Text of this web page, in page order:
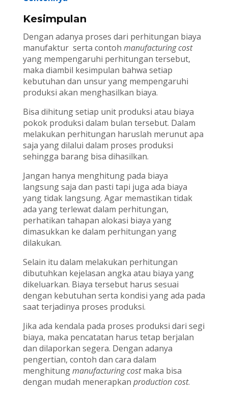
Kesimpulan
Dengan adanya proses dari perhitungan biaya
manufaktur serta contoh manufacturing cost
yang mempengaruhi perhitungan tersebut,
maka diambil kesimpulan bahwa setiap
kebutuhan dan unsur yang mempengaruhi
produksi akan menghasilkan biaya.
Bisa dihitung setiap unit produksi atau biaya
pokok produksi dalam bulan tersebut. Dalam
melakukan perhitungan haruslah merunut apa
saja yang dilalui dalam proses produksi
sehingga barang bisa dihasilkan.
Jangan hanya menghitung pada biaya
langsung saja dan pasti tapi juga ada biaya
yang tidak langsung. Agar memastikan tidak
ada yang terlewat dalam perhitungan,
perhatikan tahapan alokasi biaya yang
dimasukkan ke dalam perhitungan yang
dilakukan.
Selain itu dalam melakukan perhitungan
dibutuhkan kejelasan angka atau biaya yang
dikeluarkan. Biaya tersebut harus sesuai
dengan kebutuhan serta kondisi yang ada pada
saat terjadinya proses produksi.
Jika ada kendala pada proses produksi dari segi
biaya, maka pencatatan harus tetap berjalan
dan dilaporkan segera. Dengan adanya
pengertian, contoh dan cara dalam
menghitungmanufacturing costmaka bisa
dengan mudah menerapkan production cost.